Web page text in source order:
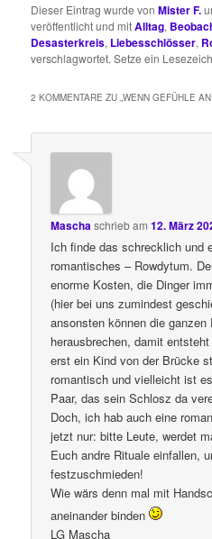
Dieser Eintrag wurde vonMister F.
veröffentlicht und mitAlltag,
Desasterkreis, Liebesschlösser,
verschlagwortet. Setze ein
2 KOMMENTARE ZU „WENN GEFÜHLE
Maschaschriebam12. März
Ich finde das schrecklich und
romantisches – Rowdytum.
enorme Kosten, die Dinger
(hier bei uns zumindest
ansonsten können die ganzen
herausbrechen, damit
erst ein Kind von der Brücke
romantisch und vielleicht ist
Paar, das sein Schlosz da
Doch, ich hab auch eine
jetzt nur: bitte Leute, werdet
Euch andre Rituale einfallen,
festzuschmieden!
Wie wärs denn mal mit
aneinander binden
LG Mascha